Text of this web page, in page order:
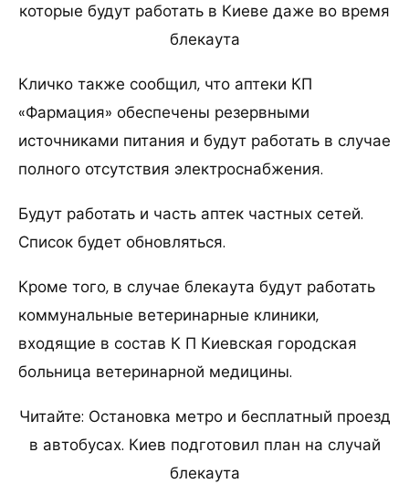
которые будут работать в Киеве даже во время
блекаута
Кличко также сообщил, что аптеки КП
«Фармация» обеспечены резервными
источниками питания и будут работать в случае
полного отсутствия электроснабжения.
Будут работать и часть аптек частных сетей.
Список будет обновляться.
Кроме того, в случае блекаута будут работать
коммунальные ветеринарные клиники,
входящие в состав К П Киевская городская
больница ветеринарной медицины.
Читайте: Остановка метро и бесплатный проезд
в автобусах. Киев подготовил план на случай
блекаута